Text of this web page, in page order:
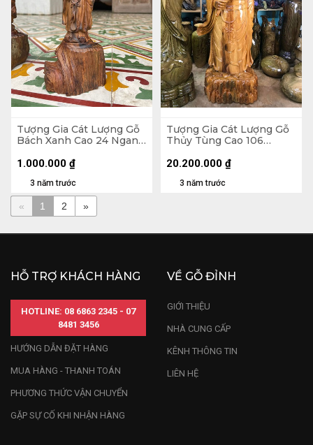
Tượng Gia Cát Lượng Gỗ
Bách Xanh Cao 24 Ngang
3 năm trước
1.000.000 ₫
Tượng Gia Cát Lượng Gỗ
Thủy Tùng Cao 106
3 năm trước
20.200.000 ₫
« 1 2 »
HỖ TRỢ KHÁCH HÀNG
HOTLINE: 08 6863 2345 - 07
8481 3456
HƯỚNG DẪN ĐẶT HÀNG
MUA HÀNG - THANH TOÁN
PHƯƠNG THỨC VẬN CHUYỂN
GẶP SỰ CỐ KHI NHẬN HÀNG
VỀ GỖ ĐỈNH
GIỚI THIỆU
NHÀ CUNG CẤP
KÊNH THÔNG TIN
LIÊN HỆ